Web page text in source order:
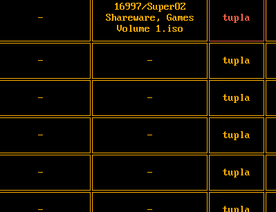
-
16997/SuperOZ
Shareware, Games
Volume 1.iso
tupla
- - tupla
- - tupla
- - tupla
- - tupla
- - tupla